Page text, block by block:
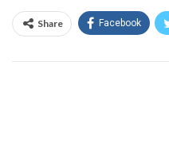
Share Facebook